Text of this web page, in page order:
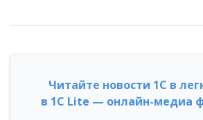
Читайте новости 1С в
в 1С Lite — онлайн-медиа